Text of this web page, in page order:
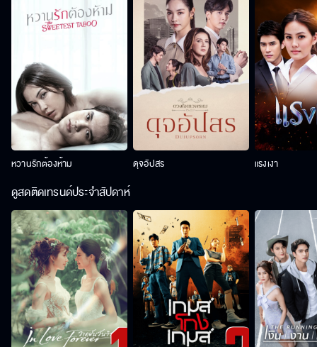
หวานรักต้องห้าม ดุจอัปสร แรงเงา
ดูสดติดเทรนด์ประจำสัปดาห์